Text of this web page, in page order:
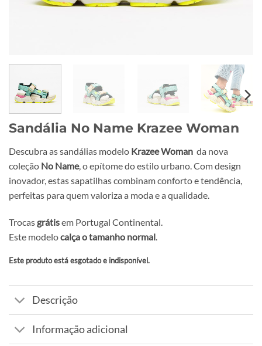
Sandália No Name Krazee Woman
Descubra as sandálias modelo Krazee Woman da nova
coleção No Name, o epítome do estilo urbano. Com design
inovador, estas sapatilhas combinam conforto e tendência,
perfeitas para quem valoriza a moda e a qualidade.
Trocas grátisem Portugal Continental.
Este modelocalça o tamanho normal
Este produto está esgotado e indisponível.
Alternative:
Descrição
Informação adicional